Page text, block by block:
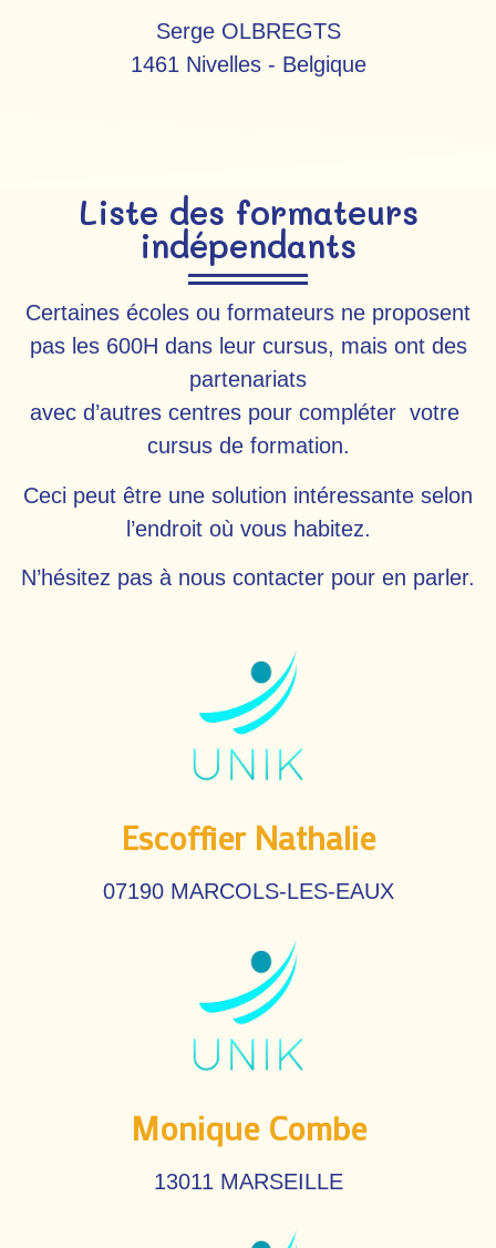
Serge OLBREGTS
1461 Nivelles - Belgique
Liste des formateurs
indépendants
Certaines écoles ou formateurs ne proposent
pas les 600H dans leur cursus, mais ont des
partenariats
avec d’autres centres pour compléter votre
cursus de formation.
Ceci peut être une solution intéressante selon
l’endroit où vous habitez.
N’hésitez pas à nous contacter pour en parler.
Escoffier Nathalie
07190 MARCOLS-LES-EAUX
Monique Combe
13011 MARSEILLE